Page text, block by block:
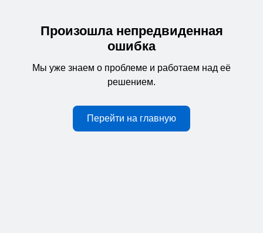
Произошла непредвиденная
ошибка
Мы уже знаем о проблеме и работаем над её
решением.
Перейти на главную